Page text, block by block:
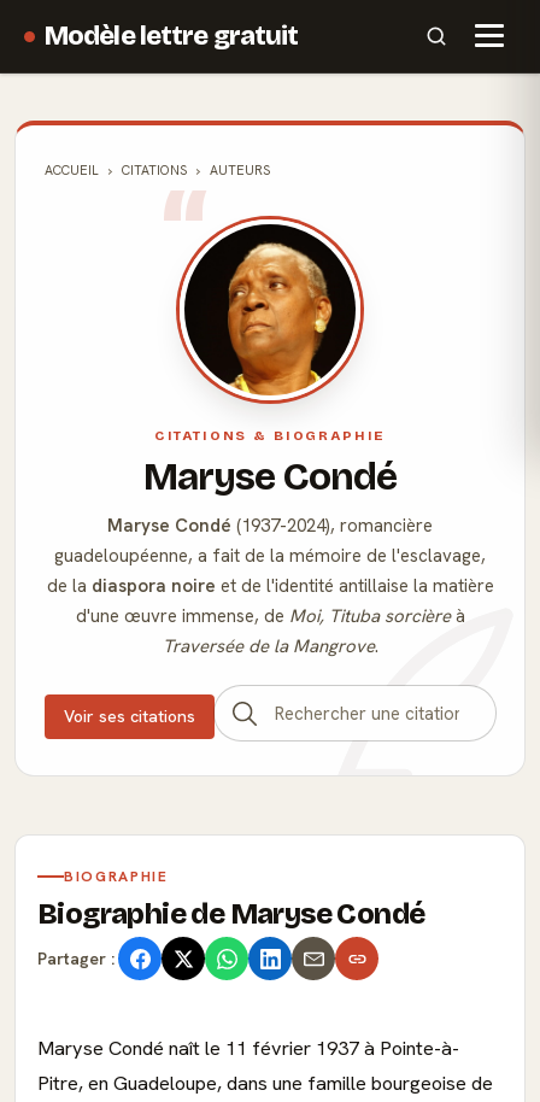
Modèle lettre gratuit
ACCUEIL CITATIONS AUTEURS
CITATIONS & BIOGRAPHIE
Maryse Condé
Maryse Condé (1937-2024), romancière
guadeloupéenne, a fait de la mémoire de l'esclavage,
de la diaspora noire et de l'identité antillaise la matière
d'une œuvre immense, de Moi, Tituba sorcièreà
Traversée de la Mangrove.
Voir ses citations
BIOGRAPHIE
Biographie de Maryse Condé
Partager :
Maryse Condé naît le 11 février 1937 à Pointe-à-
Pitre, en Guadeloupe, dans une famille bourgeoise de